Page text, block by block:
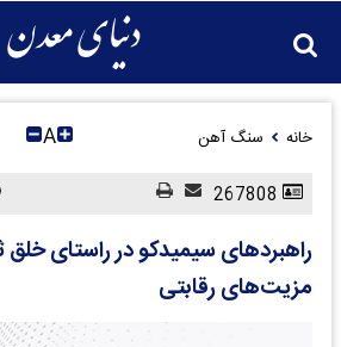
خانه سنگ آهن A
راهبردهای سیمیدکو در راستای خلق
مزیت‌های رقابتی